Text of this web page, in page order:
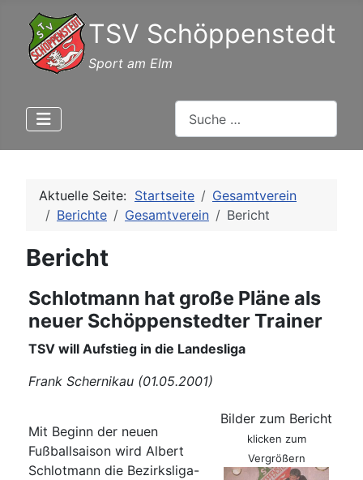
TSV Schöppenstedt
Sport am Elm
Aktuelle Seite: Startseite
Gesamtverein
Berichte
Gesamtverein Bericht
Bericht
Schlotmann hat große Pläne als
neuer Schöppenstedter Trainer
TSV will Aufstieg in die Landesliga
Frank Schernikau (01.05.2001)
Mit Beginn der neuen
Fußballsaison wird Albert
Schlotmann die Bezirksliga-
Bilder zum Bericht
klicken zum
Vergrößern